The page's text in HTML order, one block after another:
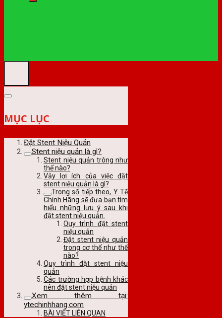
MỤC LỤC
Đặt Stent Niệu Quản
Stent niệu quản là gì?
Stent niệu quản trông như
thế nào?
Vậy lợi ích của việc đặt
stent niệu quản là gì?
Trong số tiếp theo, Y Tế
Chính Hãng sẽ đưa bạn tìm
hiểu những lưu ý sau khi
đặt stent niệu quản.
Quy trình đặt stent
niệu quản
Đặt stent niệu quản
trong cơ thể như thế
nào?
Quy trình đặt stent niệu
quản
Các trường hợp bệnh khác
nên đặt stent niệu quản
Xem thêm tại:
ytechinhhang.com
BÀI VIẾT LIÊN QUAN